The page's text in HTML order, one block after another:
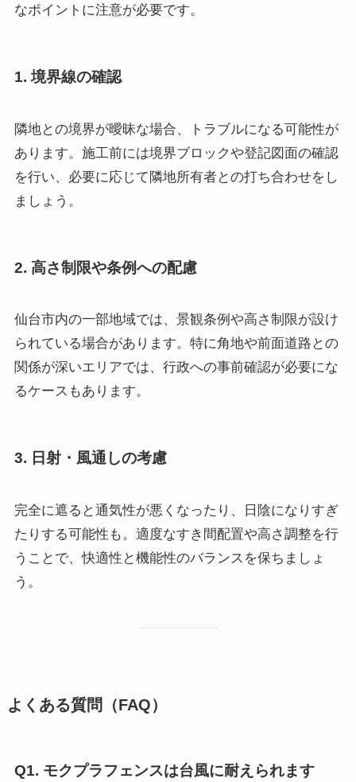
なポイントに注意が必要です。
1. 境界線の確認
隣地との境界が曖昧な場合、トラブルになる可能性が
あります。施工前には境界ブロックや登記図面の確認
を行い、必要に応じて隣地所有者との打ち合わせをし
ましょう。
2. 高さ制限や条例への配慮
仙台市内の一部地域では、景観条例や高さ制限が設け
られている場合があります。特に角地や前面道路との
関係が深いエリアでは、行政への事前確認が必要にな
るケースもあります。
3. 日射・風通しの考慮
完全に遮ると通気性が悪くなったり、日陰になりすぎ
たりする可能性も。適度なすき間配置や高さ調整を行
うことで、快適性と機能性のバランスを保ちましょ
う。
よくある質問（FAQ）
Q1. モクプラフェンスは台風に耐えられます